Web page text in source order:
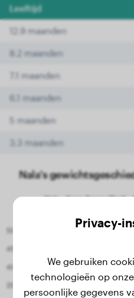
Leeftijd
12.9 maanden
8.2 maanden
7.1 maanden
6.1 maanden
5 maanden
3.3 maanden
Nala's
Privacy-
We gebruiken
technologieën op
persoonlijke gegevens